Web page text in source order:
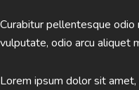
Curabitur pellentesque odio
vulputate, odio arcu aliquet
Lorem ipsum dolor sit